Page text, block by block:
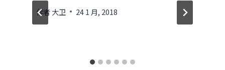
作者大卫 24 1 月, 2018